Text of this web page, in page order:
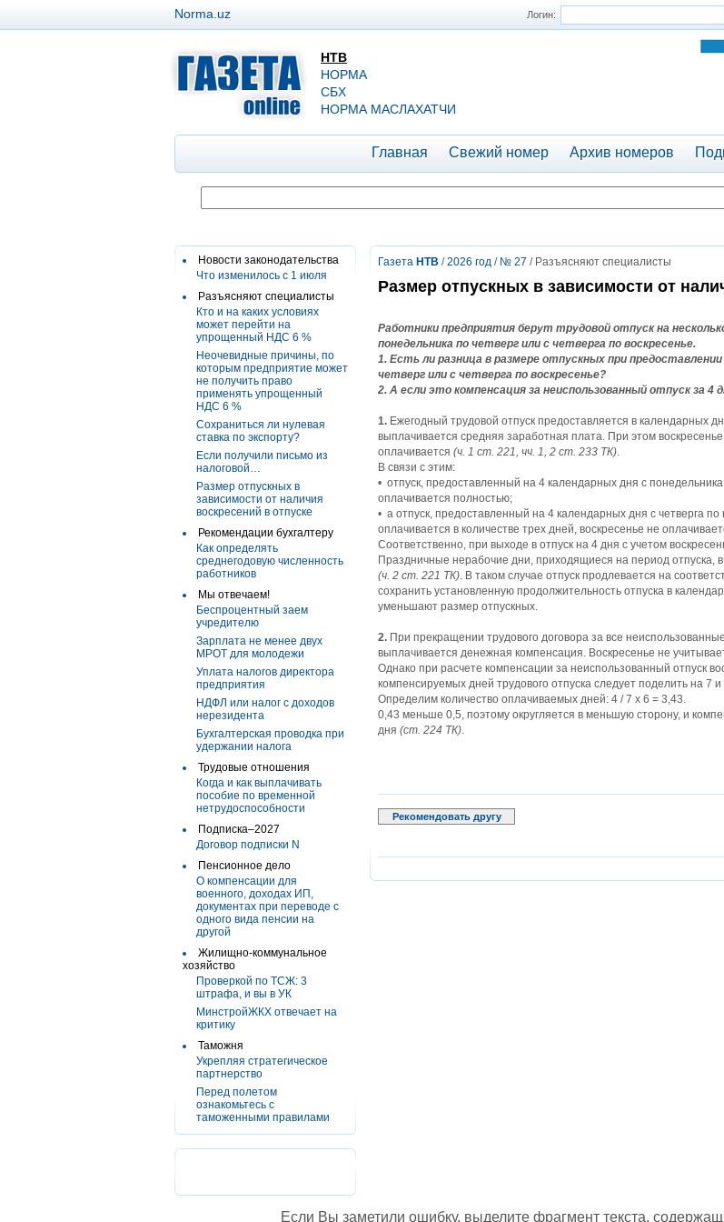
Логин:
Norma.uz
НТВ
НОРМА
СБХ
НОРМА МАСЛАХАТЧИ
Главная Свежий номер Архив номеров
Новости законодательства
Что изменилось с 1 июля
Разъясняют специалисты
Кто и на каких условиях
может перейти на
упрощенный НДС 6 %
Неочевидные причины, по
которым предприятие может
не получить право
применять упрощенный
НДС 6 %
Сохраниться ли нулевая
ставка по экспорту?
Если получили письмо из
налоговой…
Размер отпускных в
зависимости от наличия
воскресений в отпуске
Рекомендации бухгалтеру
Как определять
среднегодовую численность
работников
Мы отвечаем!
Беспроцентный заем
учредителю
Зарплата не менее двух
МРОТ для молодежи
Уплата налогов директора
предприятия
НДФЛ или налог с доходов
нерезидента
Бухгалтерская проводка при
удержании налога
Трудовые отношения
Когда и как выплачивать
пособие по временной
нетрудоспособности
Подписка–2027
Договор подписки N
Пенсионное дело
О компенсации для
военного, доходах ИП,
документах при переводе с
одного вида пенсии на
другой
Жилищно-коммунальное
хозяйство
Проверкой по ТСЖ: 3
штрафа, и вы в УК
МинстройЖКХ отвечает на
критику
Таможня
Укрепляя стратегическое
партнерство
Перед полетом
ознакомьтесь с
таможенными правилами
Газета НТВ /2026 год / № 27 / Разъясняют специалисты
Размер отпускных в зависимости от
Работники предприятия берут трудовой отпуск на
понедельника по четверг или с четверга по воскресенье.
1. Есть ли разница в размере отпускных при
четверг или с четверга по воскресенье?
2. А если это компенсация за неиспользованный отпуск за 4
1. Ежегодный трудовой отпуск предоставляется в календарных
выплачивается средняя заработная плата. При этом
оплачивается (ч. 1 ст. 221, чч. 1, 2 ст. 233 ТК).
В связи с этим:
• отпуск, предоставленный на 4 календарных дня с
оплачивается полностью;
• а отпуск, предоставленный на 4 календарных дня с четверга
оплачивается в количестве трех дней, воскресенье не
Соответственно, при выходе в отпуск на 4 дня с учетом
Праздничные нерабочие дни, приходящиеся на период отпуска,
(ч. 2 ст. 221 ТК). В таком случае отпуск продлевается на
сохранить установленную продолжительность отпуска в
уменьшают размер отпускных.
2. При прекращении трудового до­говора за все
выплачивается денежная компенсация. Воскресенье не
Однако при расчете компенсации за неиспользованный отпуск
компенсируемых дней трудового отпуска следует поделить на 7
Определим количество оплачиваемых дней: 4 / 7 х 6 = 3,43.
0,43 меньше 0,5, поэтому округляется в меньшую сторону, и
дня (ст. 224 ТК).
Рекомендовать другу
Если Вы заметили ошибку, выделите фрагмент текста,